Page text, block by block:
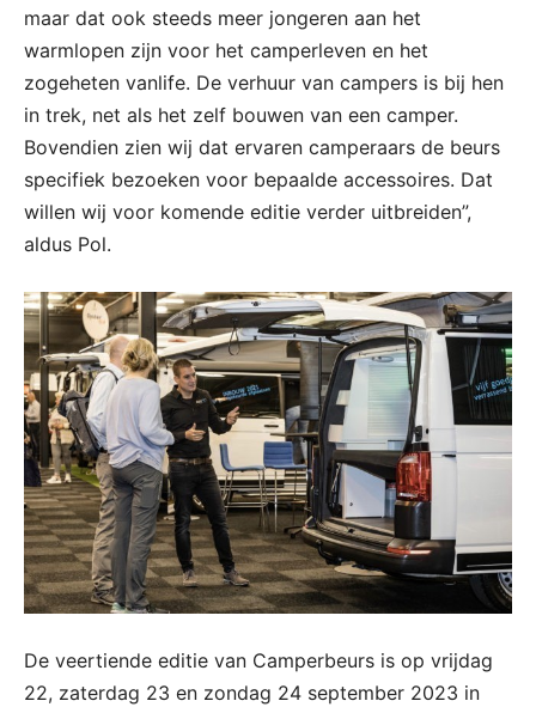
maar dat ook steeds meer jongeren aan het
warmlopen zijn voor het camperleven en het
zogeheten vanlife. De verhuur van campers is bij hen
in trek, net als het zelf bouwen van een camper.
Bovendien zien wij dat ervaren camperaars de beurs
specifiek bezoeken voor bepaalde accessoires. Dat
willen wij voor komende editie verder uitbreiden”,
aldus Pol.
De veertiende editie van Camperbeurs is op vrijdag
22, zaterdag 23 en zondag 24 september 2023 in